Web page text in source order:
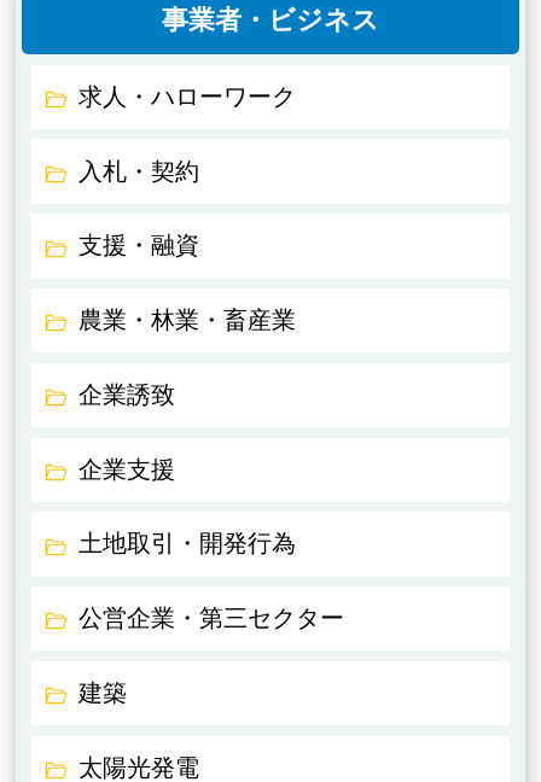
事業者・ビジネス
求人・ハローワーク
入札・契約
支援・融資
農業・林業・畜産業
企業誘致
企業支援
土地取引・開発行為
公営企業・第三セクター
建築
太陽光発電